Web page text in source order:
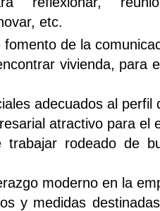
reflexionar,
etc.
fomento de la
vivienda, para
adecuados al perfil
atractivo para el
trabajar rodeado de
moderno en la
y medidas